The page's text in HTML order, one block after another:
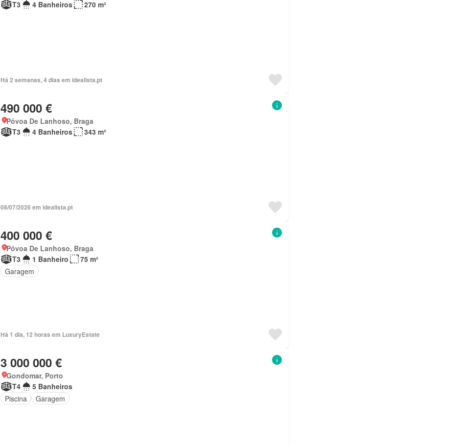
T3
4 Banheiros 270 m²
Há 2 semanas, 4 dias em idealista.pt
490 000 €
Póvoa De Lanhoso, Braga
T3
4 Banheiros 343 m²
08/07/2026 em idealista.pt
400 000 €
Póvoa De Lanhoso, Braga
T3
1 Banheiro
75 m²
Garagem
Há 1 dia, 12 horas em LuxuryEstate
3 000 000 €
Gondomar, Porto
T4
5 Banheiros
Piscina
Garagem